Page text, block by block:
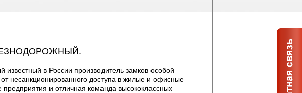
известный в России производитель замков особой
несанкционированного доступа в жилые и офисные
и отличная команда высококлассных